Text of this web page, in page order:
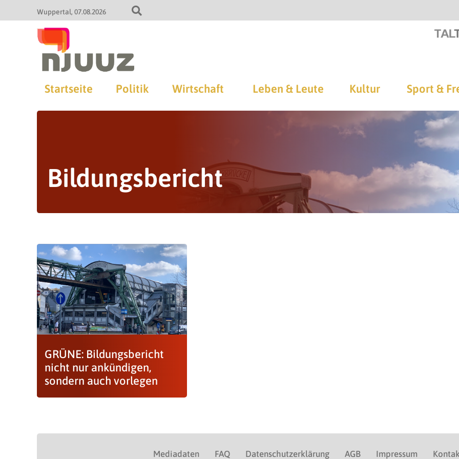
Wuppertal 07.08.2026
Startseite Politik Wirtschaft Leben & Leute Kultur Sport &
Bildungsbericht
GRÜNE: Bildungsbericht
nicht nur ankündigen,
sondern auch vorlegen
Mediadaten FAQ Datenschutzerklärung AGB Impressum